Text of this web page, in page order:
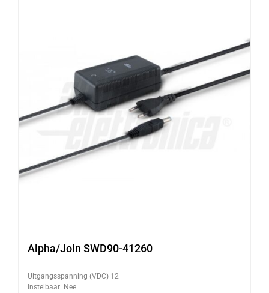
Alpha/Join SWD90-41260
Uitgangsspanning (VDC) 12
Instelbaar: Nee